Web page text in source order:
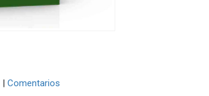
| Comentarios